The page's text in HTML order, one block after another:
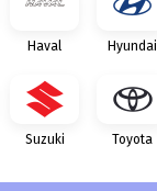
Haval Hyundai
Suzuki Toyota